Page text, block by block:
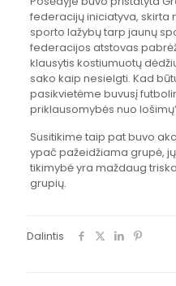
federacijų iniciatyva, skirta
sporto lažybų tarp jaunų
federacijos atstovas
klausytis kostiumuotų
sako kaip nesielgti. Kad
pasikvietėme buvusį
priklausomybės nuo
Susitikime taip pat buvo
ypač pažeidžiama grupė,
tikimybė yra maždaug
grupių.
Dalintis